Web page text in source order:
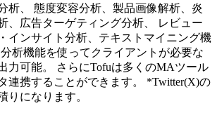
析、 態度変容分析、製品画像解析、炎
、広告ターゲティング分析、 レビュー
インサイト分析、テキストマイニング機
析機能を使ってクライアントが必要な
力可能。 さらにTofuは多くのMAツール
連携することができます。 *Twitter(X)の
りになります。